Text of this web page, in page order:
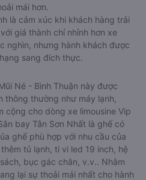
mái hơn.
là cảm xúc khi khách hàng trải
giá thành chỉ nhỉnh hơn xe
nghìn, nhưng hành khách được
sang đích thực.
Né - Bình Thuận này được
thường như máy lạnh,
cộng cho dòng xe limousine Vip
bay Tân Sơn Nhất là ghế có
ghế phù hợp với nhu cầu của
tủ lạnh, ti vi led 19 inch, hệ
bục gác chân, v.v.. Nhằm
lại sự thoải mái nhất cho hành